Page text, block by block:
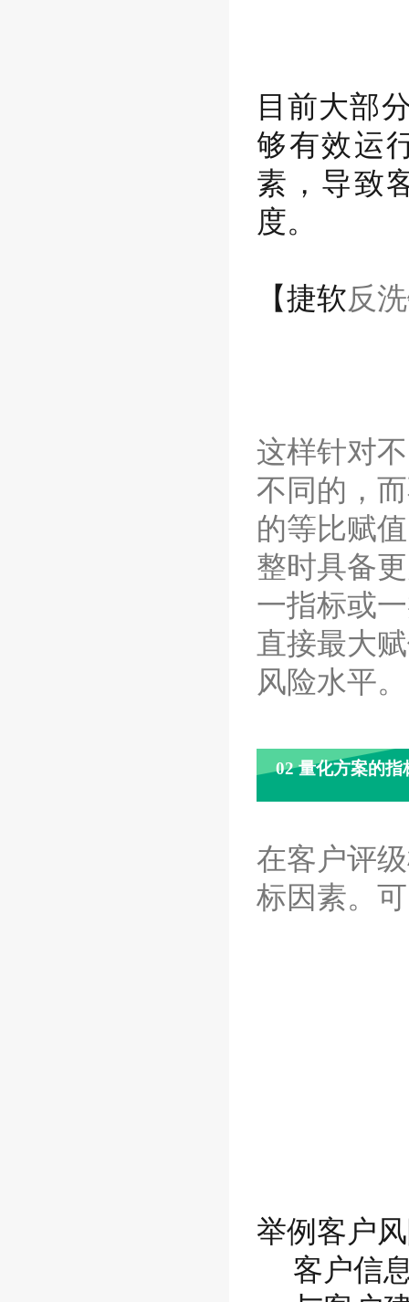
目前大部
够有效运
素，导致
度。
【捷软反
这样针对
不同的，
的等比赋
整时具备
一指标或
直接最大
风险水平。
02 量化方案的指
在客户评
标因素。
举例客户
客户信